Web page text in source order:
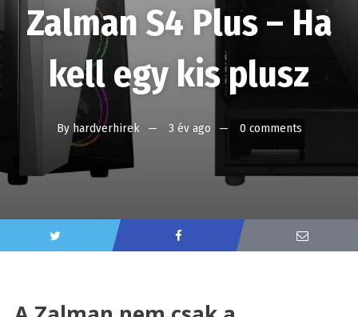
Zalman S4 Plus – Ha
kell egy kis plusz
By hardverhirek 3 év ago 0 comments